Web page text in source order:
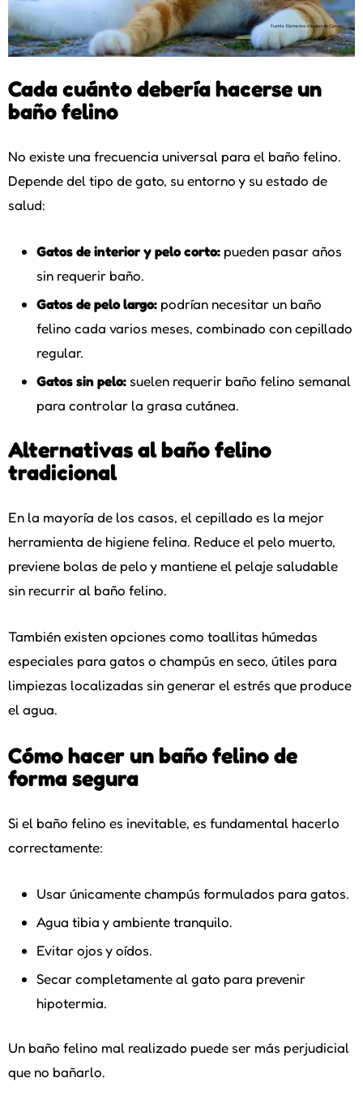
Cada cuánto debería hacerse un
baño felino
No existe una frecuencia universal para el baño felino.
Depende del tipo de gato, su entorno y su estado de
salud:
Gatos de interior y pelo corto: pueden pasar años
sin requerir baño.
Gatos de pelo largo: podrían necesitar un baño
felino cada varios meses, combinado con cepillado
regular.
Gatos sin pelo:suelen requerir baño felino semanal
para controlar la grasa cutánea.
Alternativas al baño felino
tradicional
En la mayoría de los casos, el cepillado es la mejor
herramienta de higiene felina. Reduce el pelo muerto,
previene bolas de pelo y mantiene el pelaje saludable
sin recurrir al baño felino.
También existen opciones como toallitas húmedas
especiales para gatos o champús en seco, útiles para
limpiezas localizadas sin generar el estrés que produce
el agua.
Cómo hacer un baño felino de
forma segura
Si el baño felino es inevitable, es fundamental hacerlo
correctamente:
Usar únicamente champús formulados para gatos.
Agua tibia y ambiente tranquilo.
Evitar ojos y oídos.
Secar completamente al gato para prevenir
hipotermia.
Un baño felino mal realizado puede ser más perjudicial
que no bañarlo.